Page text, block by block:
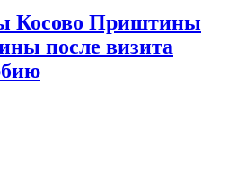
Косово Приштины
после визита